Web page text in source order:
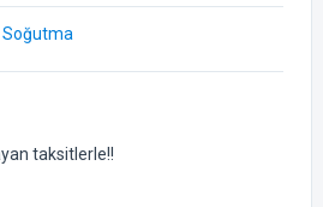
Soğutma
taksitlerle!!